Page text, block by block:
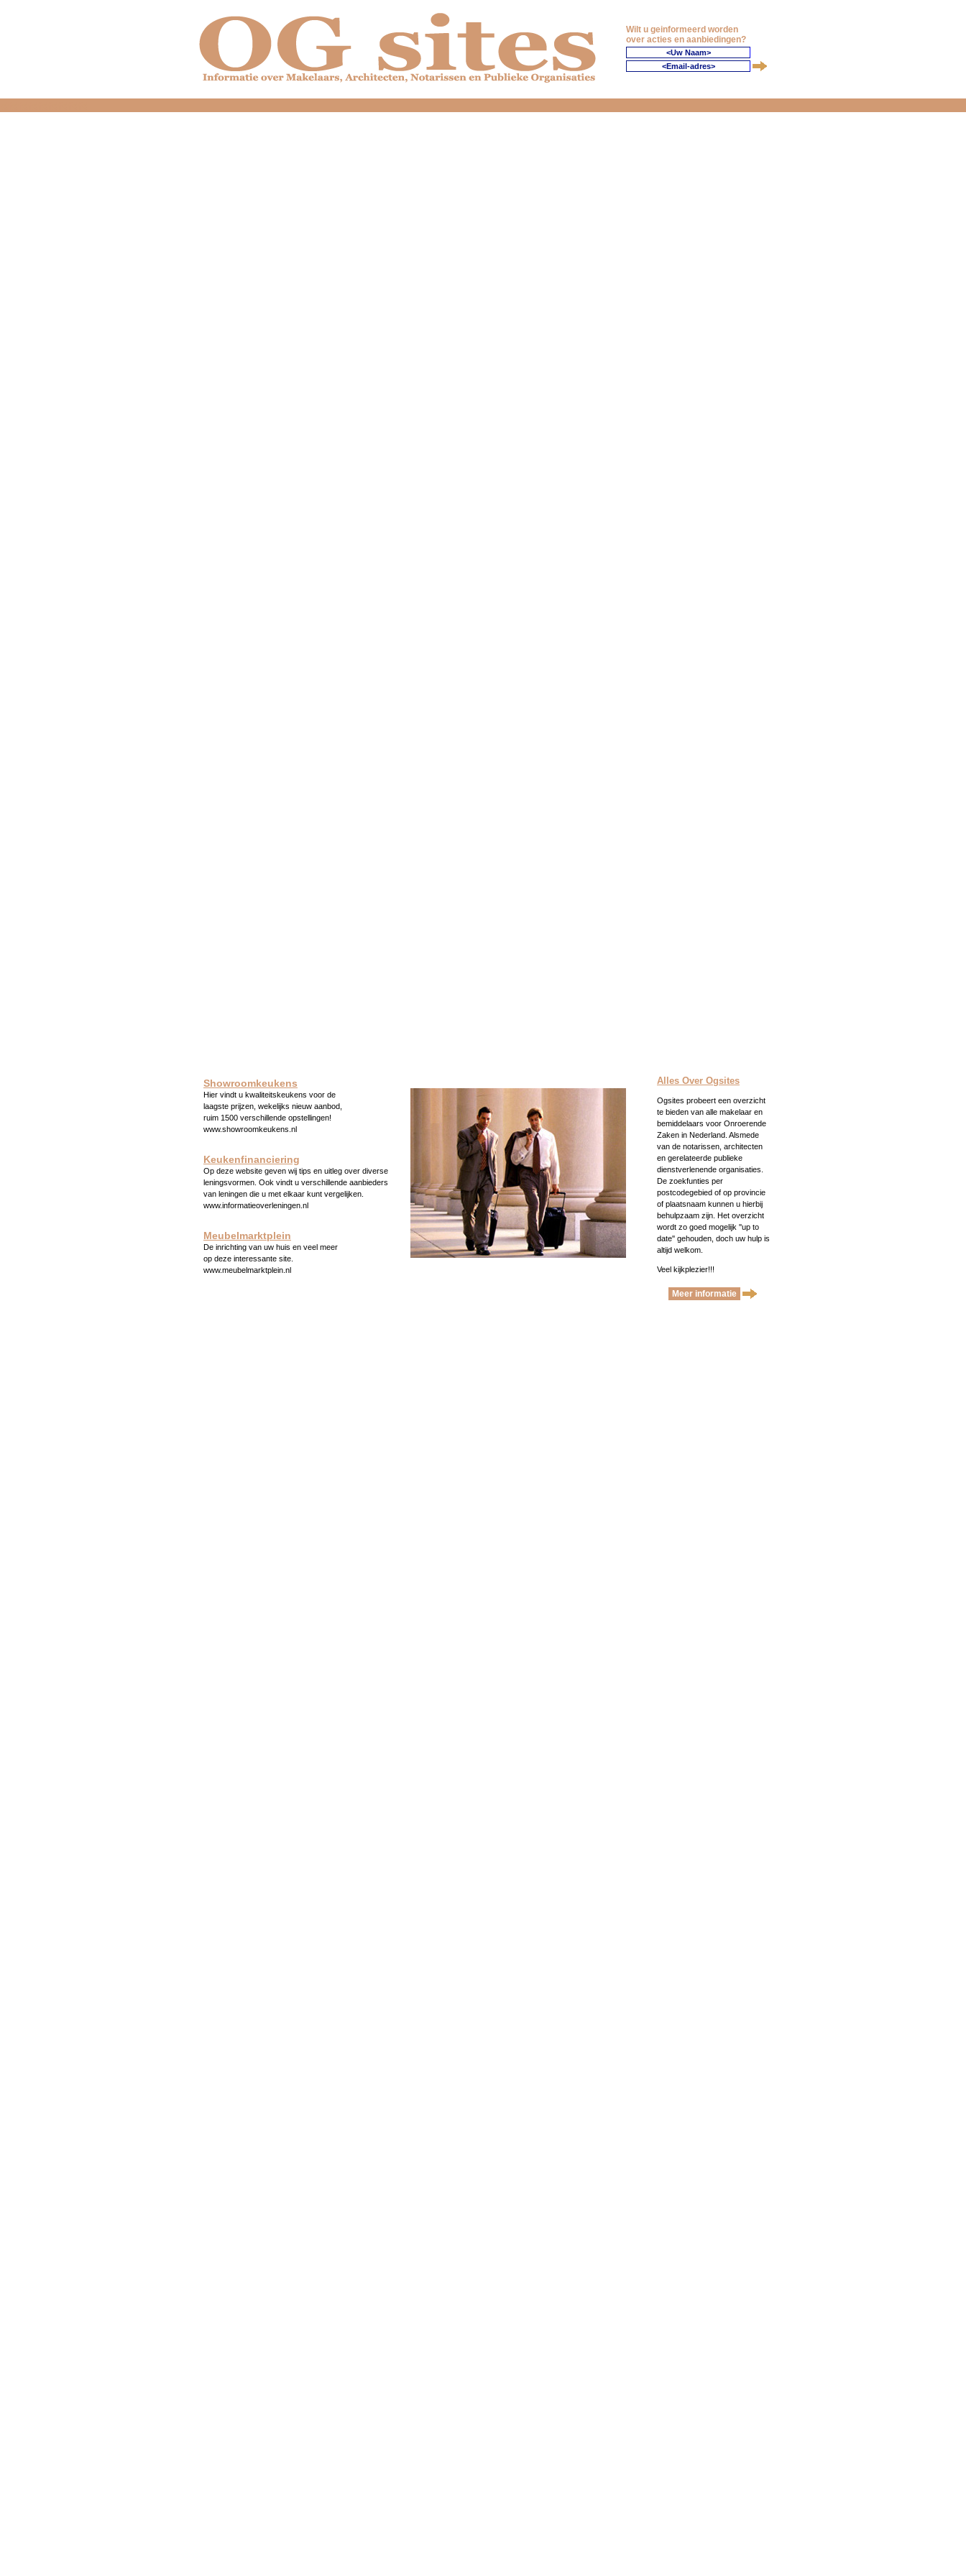
Wilt u geinformeerd worden
over acties en aanbiedingen?
Showroomkeukens
Hier vindt u kwaliteitskeukens voor de
laagste prijzen, wekelijks nieuw aanbod,
ruim 1500 verschillende opstellingen!
www.showroomkeukens.nl
Keukenfinanciering
Op deze website geven wij tips en uitleg over diverse
leningsvormen. Ook vindt u verschillende aanbieders
van leningen die u met elkaar kunt vergelijken.
www.informatieoverleningen.nl
Meubelmarktplein
De inrichting van uw huis en veel meer
op deze interessante site.
www.meubelmarktplein.nl
Alles Over Ogsites
Ogsites probeert een overzicht
te bieden van alle makelaar en
bemiddelaars voor Onroerende
Zaken in Nederland. Alsmede
van de notarissen, architecten
en gerelateerde publieke
dienstverlenende organisaties.
De zoekfunties per
postcodegebied of op provincie
of plaatsnaam kunnen u hierbij
behulpzaam zijn. Het overzicht
wordt zo goed mogelijk ''up to
date'' gehouden, doch uw hulp is
altijd welkom.
Veel kijkplezier!!!
Meer informatie